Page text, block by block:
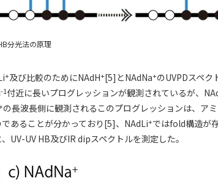
分光法の原理
+及び比較のためにNAdH+[5]とNAdNa+のUVPDスペク
-1付近に長いプログレッションが観測されているが、
の長波長側に観測されるこのプログレッションは、ア
あることが分かっており[5]、NAdLi+ではfold構造が
UV-UV HB及びIR dipスペクトルを測定した。